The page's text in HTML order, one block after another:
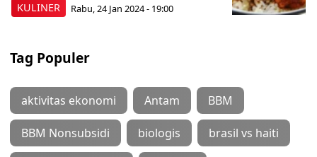
KULINER Rabu, 24 Jan 2024 - 19:00
Tag Populer
aktivitas ekonomi Antam BBM
BBM Nonsubsidi biologis brasil vs haiti